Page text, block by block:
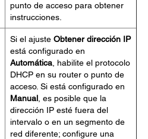
punto de acceso para obtener
instrucciones.
Si el ajuste Obtener dirección IP
está configurado en
Automática, habilite el protocolo
DHCP en su router o punto de
acceso. Si está configurado en
Manual, es posible que la
dirección IP esté fuera del
intervalo o en un segmento de
red diferente; configure una